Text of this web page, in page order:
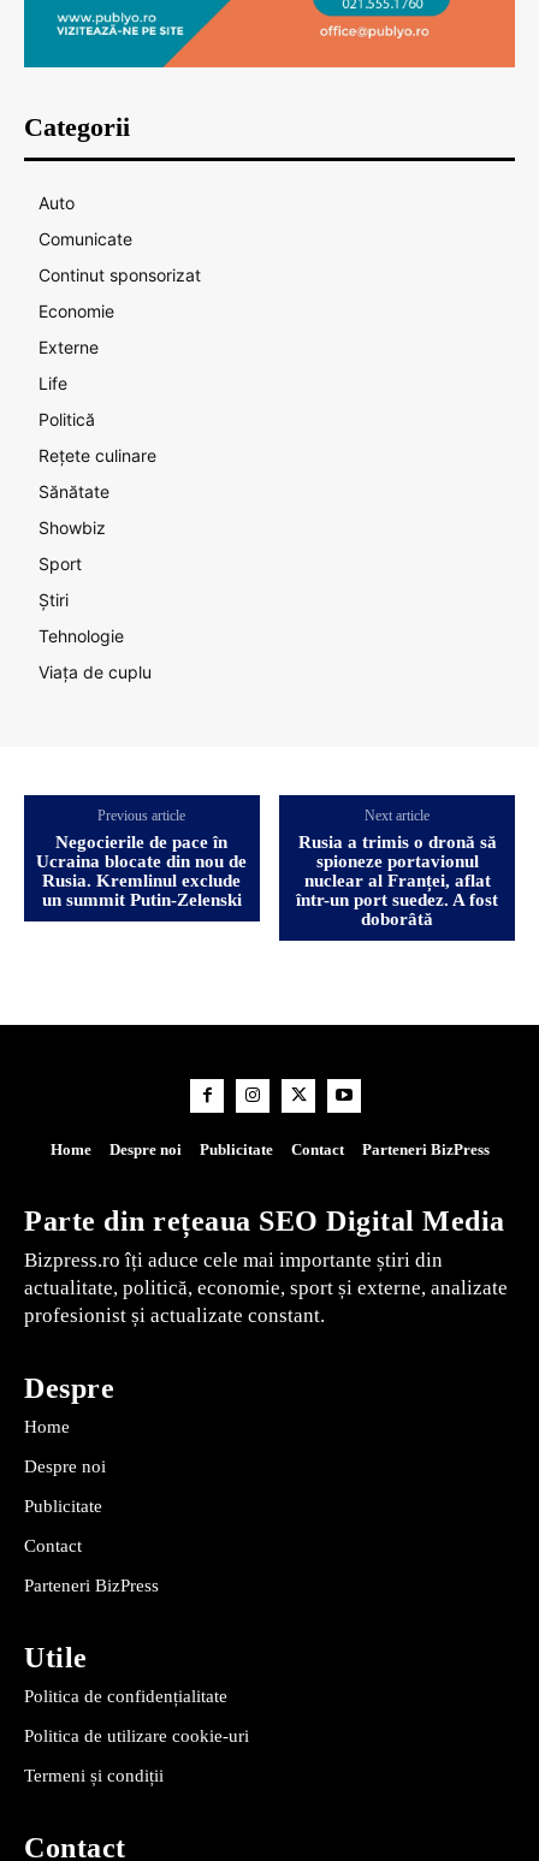
Categorii
Auto
Comunicate
Continut sponsorizat
Economie
Externe
Life
Politică
Rețete culinare
Sănătate
Showbiz
Sport
Știri
Tehnologie
Viața de cuplu
Previous article
Negocierile de pace în
Ucraina blocate din nou de
Rusia. Kremlinul exclude
un summit Putin-Zelenski
Next article
Rusia a trimis o dronă să
spioneze portavionul
nuclear al Franței, aflat
într-un port suedez. A fost
doborâtă
Home Despre noi Publicitate Contact Parteneri BizPress
Parte din rețeaua SEO Digital Media
Bizpress.ro îți aduce cele mai importante știri din
actualitate, politică, economie, sport și externe, analizate
profesionist și actualizate constant.
Despre
Home
Despre noi
Publicitate
Contact
Parteneri BizPress
Utile
Politica de confidențialitate
Politica de utilizare cookie-uri
Termeni și condiții
Contact